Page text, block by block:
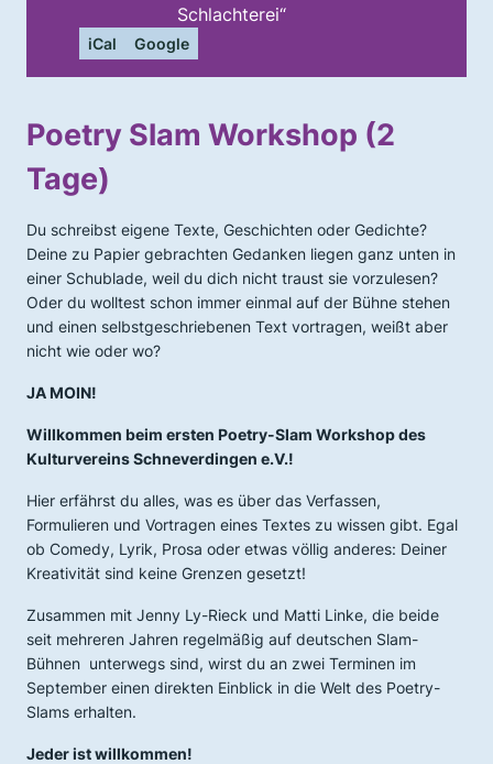
Schlachterei“
iCal Google
Poetry Slam Workshop (2
Tage)
Du schreibst eigene Texte, Geschichten oder Gedichte?
Deine zu Papier gebrachten Gedanken liegen ganz unten in
einer Schublade, weil du dich nicht traust sie vorzulesen?
Oder du wolltest schon immer einmal auf der Bühne stehen
und einen selbstgeschriebenen Text vortragen, weißt aber
nicht wie oder wo?
JA MOIN!
Willkommen beim ersten Poetry-Slam Workshop des
Kulturvereins Schneverdingen e.V.!
Hier erfährst du alles, was es über das Verfassen,
Formulieren und Vortragen eines Textes zu wissen gibt. Egal
ob Comedy, Lyrik, Prosa oder etwas völlig anderes: Deiner
Kreativität sind keine Grenzen gesetzt!
Zusammen mit Jenny Ly-Rieck und Matti Linke, die beide
seit mehreren Jahren regelmäßig auf deutschen Slam-
Bühnen unterwegs sind, wirst du an zwei Terminen im
September einen direkten Einblick in die Welt des Poetry-
Slams erhalten.
Jeder ist willkommen!